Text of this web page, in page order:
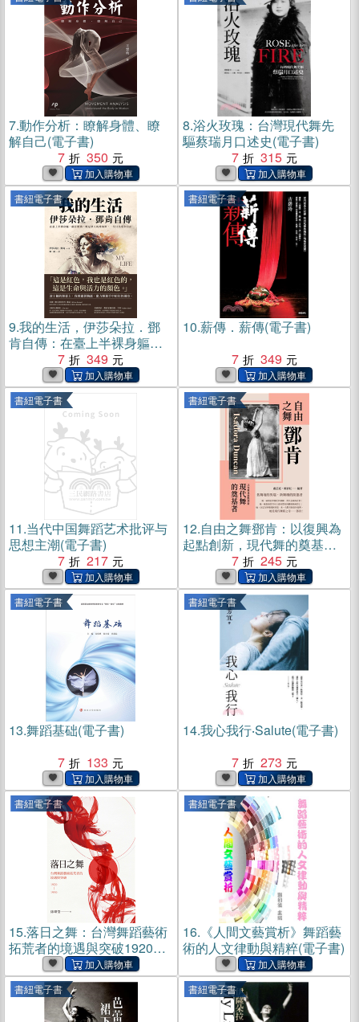
7.動作分析：瞭解身體、瞭
解自己(電子書)
7
350
8.浴火玫瑰：台灣現代舞先
驅蔡瑞月口述史(電子書)
7
315
書紐電子書
9.我的生活，伊莎朵拉．鄧
肯自傳：在臺上半裸身軀，
翩若驚鴻，她是眾人的維納
斯，一生只為愛和自由(電子
書)
7 349
書紐電子書
10.薪傳．薪傳(電子書)
7
349
書紐電子書
11.当代中国舞蹈艺术批评与
思想主潮(電子書)
7
217
書紐電子書
12.自由之舞鄧肯：以復興為
起點創新，現代舞的奠基者
7 245
書紐電子書
13.舞蹈基础(電子書)
7
133
書紐電子書
14.我心我行‧Salute(電子書)
7
273
書紐電子書
15.落日之舞：台灣舞蹈藝術
拓荒者的境遇與突破1920－
1950(電子書)
書紐電子書
16. 《人間文藝賞析》舞蹈藝
術的人文律動與精粹(電子書)
書紐電子書 書紐電子書